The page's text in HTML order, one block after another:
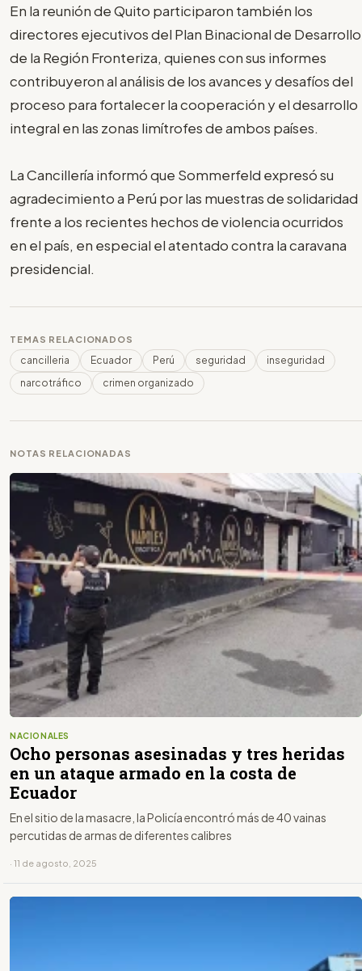
En la reunión de Quito participaron también los
directores ejecutivos del Plan Binacional de Desarrollo
de la Región Fronteriza, quienes con sus informes
contribuyeron al análisis de los avances y desafíos del
proceso para fortalecer la cooperación y el desarrollo
integral en las zonas limítrofes de ambos países.
La Cancillería informó que Sommerfeld expresó su
agradecimiento a Perú por las muestras de solidaridad
frente a los recientes hechos de violencia ocurridos
en el país, en especial el atentado contra la caravana
presidencial.
TEMAS RELACIONADOS
cancilleria Ecuador Perú seguridad
inseguridad
narcotráfico
crimen organizado
NOTAS RELACIONADAS
NACIONALES
Ocho personas asesinadas y tres heridas
en un ataque armado en la costa de
Ecuador
En el sitio de la masacre, la Policía encontró más de 40 vainas
percutidas de armas de diferentes calibres
· 11 de agosto, 2025